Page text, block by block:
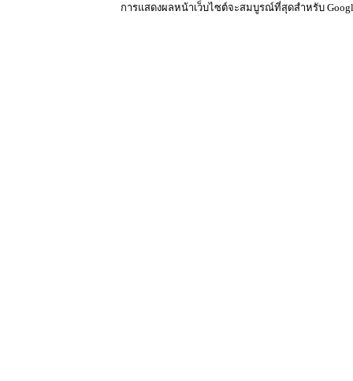
การแสดงผลหน้าเว็บไซต์จะสมบูรณ์ที่สุดสำหรับ